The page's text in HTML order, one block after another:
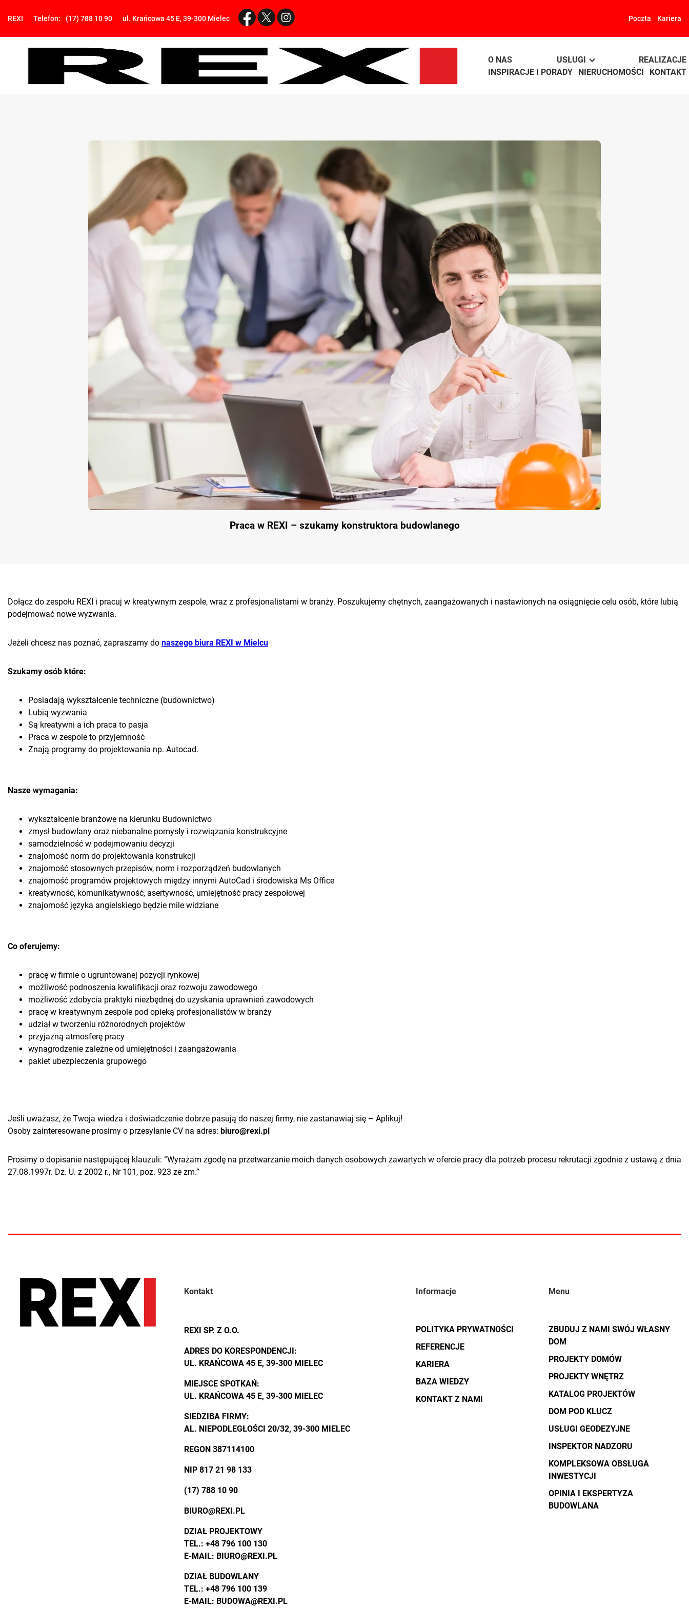
REXI Telefon: (17) 788 10 90 ul. Krańcowa 45 E, 39-300 Mielec Poczta Kariera
O NAS USŁUGI
REALIZACJE
INSPIRACJE I PORADY
NIERUCHOMOŚCI KONTAKT
Praca w REXI – szukamy konstruktora budowlanego
Dołącz do zespołu REXI i pracuj w kreatywnym zespole, wraz z profesjonalistami w branży. Poszukujemy chętnych, zaangażowanych i nastawionych na osiągnięcie celu osób, które lubią
podejmować nowe wyzwania.
Jeżeli chcesz nas poznać, zapraszamy do naszego biura REXI w Mielcu
Szukamy osób które:
Posiadają wykształcenie techniczne (budownictwo)
Lubią wyzwania
Są kreatywni a ich praca to pasja
Praca w zespole to przyjemność
Znają programy do projektowania np. Autocad.
Nasze wymagania:
wykształcenie branżowe na kierunku Budownictwo
zmysł budowlany oraz niebanalne pomysły i rozwiązania konstrukcyjne
samodzielność w podejmowaniu decyzji
znajomość norm do projektowania konstrukcji
znajomość stosownych przepisów, norm i rozporządzeń budowlanych
znajomość programów projektowych między innymi AutoCad i środowiska Ms Office
kreatywność, komunikatywność, asertywność, umiejętność pracy zespołowej
znajomość języka angielskiego będzie mile widziane
Co oferujemy:
pracę w firmie o ugruntowanej pozycji rynkowej
możliwość podnoszenia kwalifikacji oraz rozwoju zawodowego
możliwość zdobycia praktyki niezbędnej do uzyskania uprawnień zawodowych
pracę w kreatywnym zespole pod opieką profesjonalistów w branży
udział w tworzeniu różnorodnych projektów
przyjazną atmosferę pracy
wynagrodzenie zależne od umiejętności i zaangażowania
pakiet ubezpieczenia grupowego
Jeśli uważasz, że Twoja wiedza i doświadczenie dobrze pasują do naszej firmy, nie zastanawiaj się – Aplikuj!
Osoby zainteresowane prosimy o przesyłanie CV na adres: biuro@rexi.pl
Prosimy o dopisanie następującej klauzuli: “Wyrażam zgodę na przetwarzanie moich danych osobowych zawartych w ofercie pracy dla potrzeb procesu rekrutacji zgodnie z ustawą z dnia
27.08.1997r. Dz. U. z 2002 r., Nr 101, poz. 923 ze zm.”
Kontakt
REXI SP. Z O.O.
ADRES DO KORESPONDENCJI:
UL. KRAŃCOWA 45 E, 39-300 MIELEC
MIEJSCE SPOTKAŃ:
UL. KRAŃCOWA 45 E, 39-300 MIELEC
SIEDZIBA FIRMY:
AL. NIEPODLEGŁOŚCI 20/32, 39-300 MIELEC
REGON 387114100
NIP 817 21 98 133
(17) 788 10 90
BIURO@REXI.PL
DZIAŁ PROJEKTOWY
TEL.: +48 796 100 130
E-MAIL: BIURO@REXI.PL
DZIAŁ BUDOWLANY
TEL.: +48 796 100 139
E-MAIL: BUDOWA@REXI.PL
Informacje
POLITYKA PRYWATNOŚCI
REFERENCJE
KARIERA
BAZA WIEDZY
KONTAKT Z NAMI
Menu
ZBUDUJ Z NAMI SWÓJ WŁASNY
DOM
PROJEKTY DOMÓW
PROJEKTY WNĘTRZ
KATALOG PROJEKTÓW
DOM POD KLUCZ
USŁUGI GEODEZYJNE
INSPEKTOR NADZORU
KOMPLEKSOWA OBSŁUGA
INWESTYCJI
OPINIA I EKSPERTYZA
BUDOWLANA